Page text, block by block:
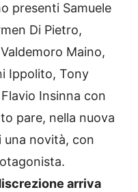
presenti Samuele
Di Pietro,
Maino,
Ippolito, Tony
Insinna con
pare, nella nuova
una novità, con
arriva